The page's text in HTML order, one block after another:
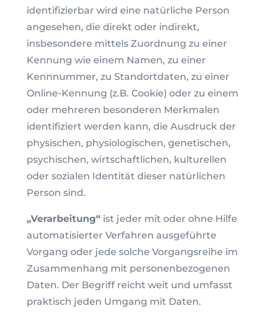
identifizierbar wird eine natürliche Person
angesehen, die direkt oder indirekt,
insbesondere mittels Zuordnung zu einer
Kennung wie einem Namen, zu einer
Kennnummer, zu Standortdaten, zu einer
Online-Kennung (z.B. Cookie) oder zu einem
oder mehreren besonderen Merkmalen
identifiziert werden kann, die Ausdruck der
physischen, physiologischen, genetischen,
psychischen, wirtschaftlichen, kulturellen
oder sozialen Identität dieser natürlichen
Person sind.
„Verarbeitung“ist jeder mit oder ohne Hilfe
automatisierter Verfahren ausgeführte
Vorgang oder jede solche Vorgangsreihe im
Zusammenhang mit personenbezogenen
Daten. Der Begriff reicht weit und umfasst
praktisch jeden Umgang mit Daten.